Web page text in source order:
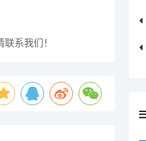
系我们！